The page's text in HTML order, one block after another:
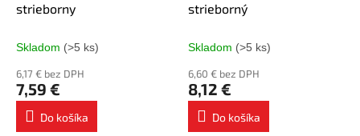
strieborny
Skladom (>5 ks)
6,17 € bez DPH
7,59 €
Do košíka
strieborný
Skladom (>5 ks)
6,60 € bez DPH
8,12 €
Do košíka